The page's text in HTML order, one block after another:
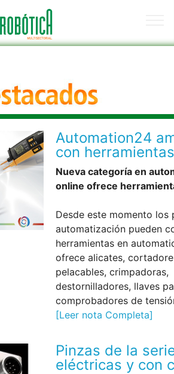
Automation24
con
Nueva categoría en
online ofrece
Desde este momento los
automatización pueden
herramientas en
ofrece alicates,
pelacables, crimpadoras,
destornilladores, llaves
comprobadores de
[Leer nota Completa]
Pinzas de la
eléctricas y con